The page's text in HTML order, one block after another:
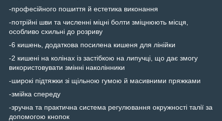
-професійного пошиття й естетика виконання
-потрійні шви та численні міцні болти зміцнюють місця,
особливо схильні до розриву
-6 кишень, додаткова посилена кишеня для лінійки
-2 кишені на колінах із застібкою на липучці, що дає змогу
використовувати змінні наколінники
-широкі підтяжки зі щільною гумою й масивними пряжками
-змійка спереду
-зручна та практична система регулювання окружності талії за
допомогою кнопок